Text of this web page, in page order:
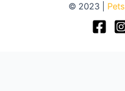
© 2023 |